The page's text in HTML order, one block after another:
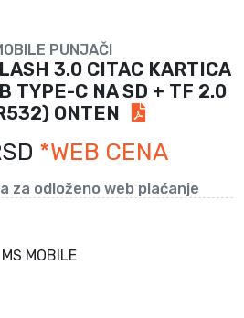
PUNJAČI
3.0 CITAC KARTICA
TYPE-C NA SD + TF 2.0
ONTEN
*WEB CENA
za odloženo web plaćanje
MS MOBILE